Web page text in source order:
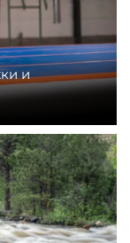
и